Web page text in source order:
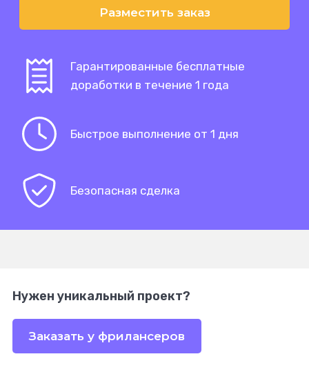
Разместить заказ
Гарантированные бесплатные
доработки в течение 1 года
Быстрое выполнение от 1 дня
Безопасная сделка
Нужен уникальный проект?
Заказать у фрилансеров